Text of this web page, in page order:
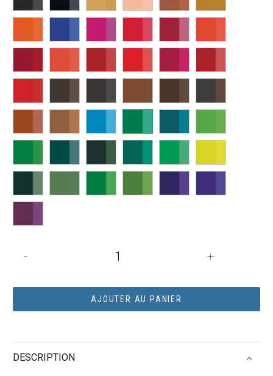
-
gouache
Linel
extra-
+
AJOUTER AU PANIER
DESCRIPTION